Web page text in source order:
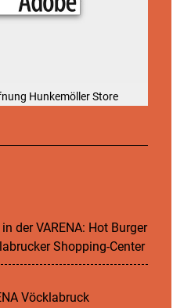
Hunkemöller Store
der VARENA: Hot Burger
Shopping-Center
Vöcklabruck